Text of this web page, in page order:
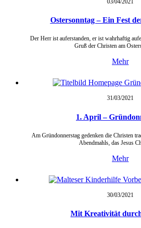
03/04/2021
Ostersonntag – Ein Fest
Der Herr ist auferstanden, er ist wahrhaftig
Gruß der Christen am
Mehr
31/03/2021
1. April –
Am Gründonnerstag gedenken die Christen
Abendmahls, das Jesus
Mehr
30/03/2021
Mit Kreativität